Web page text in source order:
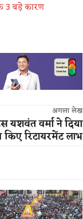
3 बड़े कारण
अगला लेख
यशवंत वर्मा ने दिया
किए रिटायरमेंट लाभ